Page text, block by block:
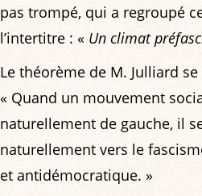
pas trompé, qui a regroupé
l’intertitre : « Un climat
Le théorème de M. Julliard
« Quand un mouvement
naturellement de gauche, il
naturellement vers le
et antidémocratique. »